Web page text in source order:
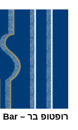
Wythe Hotel Bar – רופטופ בר